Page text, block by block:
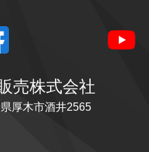
売株式会社
厚木市酒井2565